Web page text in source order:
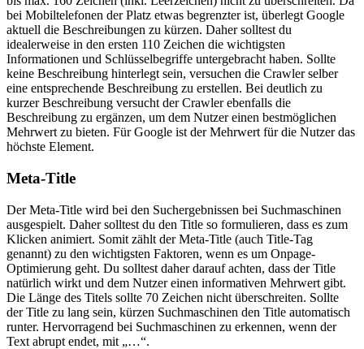
bei Mobiltelefonen der Platz etwas begrenzter ist, überlegt Google
aktuell die Beschreibungen zu kürzen. Daher solltest du
idealerweise in den ersten 110 Zeichen die wichtigsten
Informationen und Schlüsselbegriffe untergebracht haben. Sollte
keine Beschreibung hinterlegt sein, versuchen die Crawler selber
eine entsprechende Beschreibung zu erstellen. Bei deutlich zu
kurzer Beschreibung versucht der Crawler ebenfalls die
Beschreibung zu ergänzen, um dem Nutzer einen bestmöglichen
Mehrwert zu bieten. Für Google ist der Mehrwert für die Nutzer das
höchste Element.
Meta-Title
Der Meta-Title wird bei den Suchergebnissen bei Suchmaschinen
ausgespielt. Daher solltest du den Title so formulieren, dass es zum
Klicken animiert. Somit zählt der Meta-Title (auch Title-Tag
genannt) zu den wichtigsten Faktoren, wenn es um Onpage-
Optimierung geht. Du solltest daher darauf achten, dass der Title
natürlich wirkt und dem Nutzer einen informativen Mehrwert gibt.
Die Länge des Titels sollte 70 Zeichen nicht überschreiten. Sollte
der Title zu lang sein, kürzen Suchmaschinen den Title automatisch
runter. Hervorragend bei Suchmaschinen zu erkennen, wenn der
Text abrupt endet, mit „…“.